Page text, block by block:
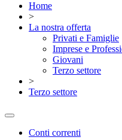
Home
>
La nostra offerta
Privati e Famiglie
Imprese e
Giovani
Terzo settore
>
Terzo settore
Conti correnti